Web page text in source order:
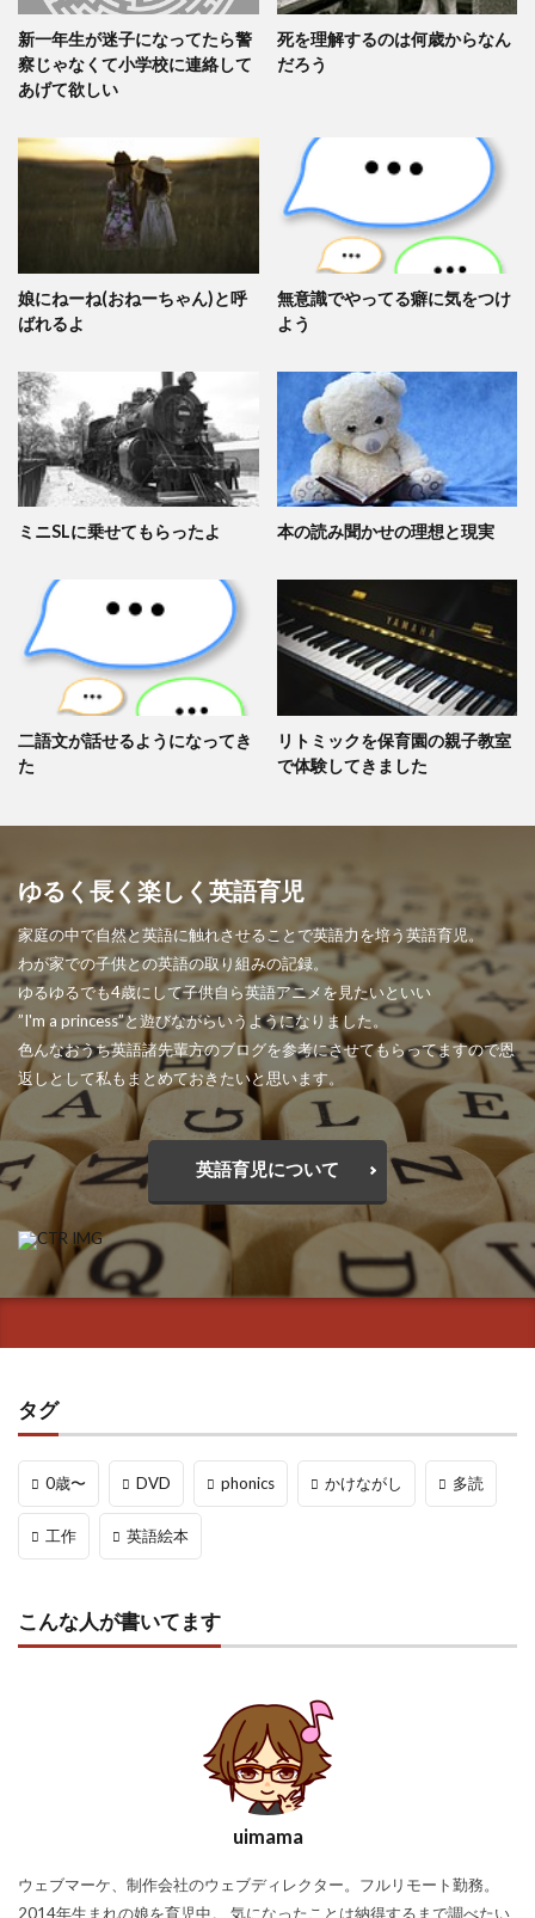
新一年生が迷子になってたら警
察じゃなくて小学校に連絡して
あげて欲しい
死を理解するのは何歳からなん
だろう
娘にねーね(おねーちゃん)と呼
ばれるよ
無意識でやってる癖に気をつけ
よう
ミニSLに乗せてもらったよ 本の読み聞かせの理想と現実
二語文が話せるようになってき
た
リトミックを保育園の親子教室
で体験してきました
ゆるく長く楽しく英語育児
家庭の中で自然と英語に触れさせることで英語力を培う英語育児。
わが家での子供との英語の取り組みの記録。
ゆるゆるでも4歳にして子供自ら英語アニメを見たいといい
”I'm a princess”と遊びながらいうようになりました。
色んなおうち英語諸先輩方のブログを参考にさせてもらってますので恩
返しとして私もまとめておきたいと思います。
英語育児について
タグ
0歳〜 DVD phonics かけながし 多読
工作 英語絵本
こんな人が書いてます
uimama
ウェブマーケ、制作会社のウェブディレクター。フルリモート勤務。
2014年生まれの娘を育児中。 気になったことは納得するまで調べたい